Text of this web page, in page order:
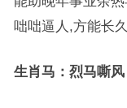
咄咄逼人,方能长久
生肖马：烈马嘶